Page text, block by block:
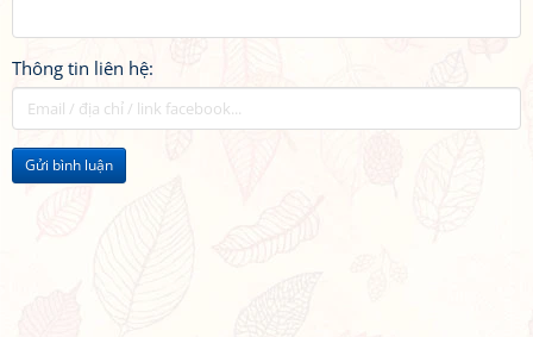
Thông tin liên hệ:
Gửi bình luận